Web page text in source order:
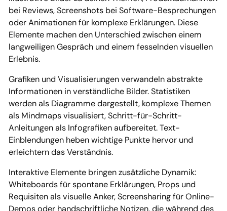
bei Reviews, Screenshots bei Software-Besprechungen
oder Animationen für komplexe Erklärungen. Diese
Elemente machen den Unterschied zwischen einem
langweiligen Gespräch und einem fesselnden visuellen
Erlebnis.
Grafiken und Visualisierungen verwandeln abstrakte
Informationen in verständliche Bilder. Statistiken
werden als Diagramme dargestellt, komplexe Themen
als Mindmaps visualisiert, Schritt-für-Schritt-
Anleitungen als Infografiken aufbereitet. Text-
Einblendungen heben wichtige Punkte hervor und
erleichtern das Verständnis.
Interaktive Elemente bringen zusätzliche Dynamik:
Whiteboards für spontane Erklärungen, Props und
Requisiten als visuelle Anker, Screensharing für Online-
Demos oder handschriftliche Notizen, die während des